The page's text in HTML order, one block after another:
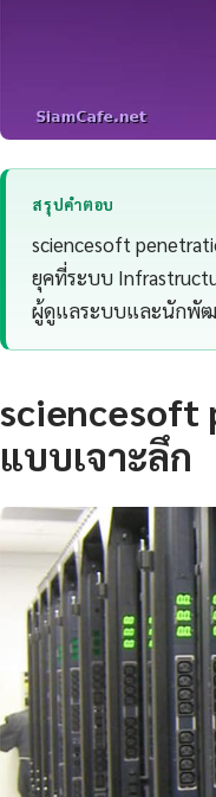
สรุปคำตอบ
sciencesoft
ยุคที่ระบบ
ผู้ดูแลระบบและนักพัฒ
sciencesoft
แบบเจาะลึก